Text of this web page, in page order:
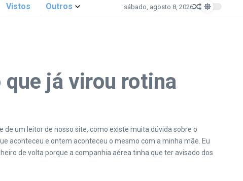
Vistos Outros sábado, agosto 8, 2026
já virou rotina
um leitor de nosso site, como existe muita dúvida sobre o
aconteceu e ontem aconteceu o mesmo com a minha mãe. Eu
de volta porque a companhia aérea tinha que ter avisado dos